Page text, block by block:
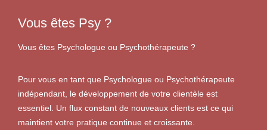
Vous êtes Psy ?
Vous êtes Psychologue ou Psychothérapeute ?
Pour vous en tant que Psychologue ou Psychothérapeute
indépendant, le développement de votre clientèle est
essentiel. Un flux constant de nouveaux clients est ce qui
maintient votre pratique continue et croissante.